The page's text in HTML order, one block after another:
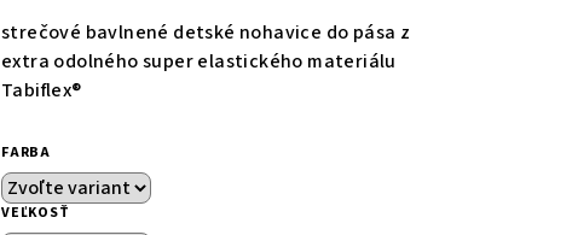
strečové bavlnené detské nohavice do pása z
extra odolného super elastického materiálu
Tabiflex®
FARBA
VEĽKOSŤ